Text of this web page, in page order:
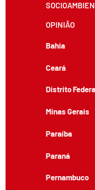
OPINIÃO
Bahia
Ceará
Distrito
Minas Gerais
Paraíba
Paraná
Pernambuco